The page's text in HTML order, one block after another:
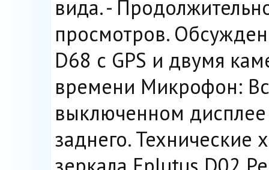
вида. -
просмотров.
D68 с GPS и двумя
времени Микрофон:
выключенном дисплее
заднего. Технические